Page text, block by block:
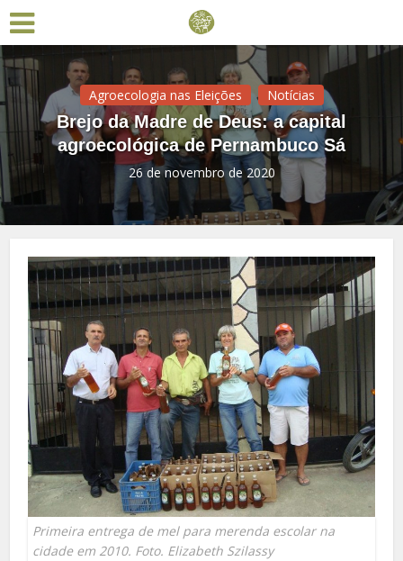
Agroecologia nas Eleições Notícias
Brejo da Madre de Deus: a capital
agroecológica de Pernambuco Sá
26 de novembro de 2020
Primeira entrega de mel para merenda escolar na
cidade em 2010. Foto. Elizabeth Szilassy